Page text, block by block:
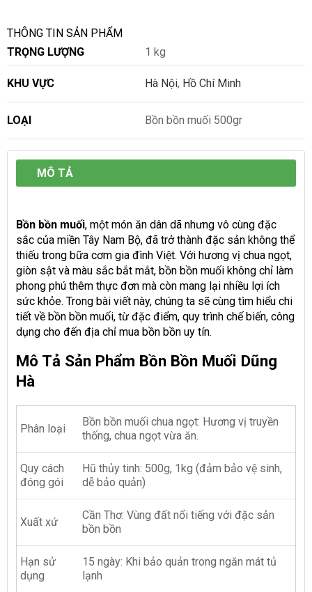
THÔNG TIN SẢN PHẨM
TRỌNG LƯỢNG
1 kg
KHU VỰC Hà Nội, Hồ Chí Minh
LOẠI Bồn bồn muối 500gr
MÔ TẢ
Bồn bồn muối, một món ăn dân dã nhưng vô cùng đặc
sắc của miền Tây Nam Bộ, đã trở thành đặc sản không thể
thiếu trong bữa cơm gia đình Việt. Với hương vị chua ngọt,
giòn sật và màu sắc bắt mắt, bồn bồn muối không chỉ làm
phong phú thêm thực đơn mà còn mang lại nhiều lợi ích
sức khỏe. Trong bài viết này, chúng ta sẽ cùng tìm hiểu chi
tiết về bồn bồn muối, từ đặc điểm, quy trình chế biến, công
dụng cho đến địa chỉ mua bồn bồn uy tín.
Mô Tả Sản Phẩm Bồn Bồn Muối Dũng
Hà
Phân loại
Bồn bồn muối chua ngọt: Hương vị truyền
thống, chua ngọt vừa ăn.
Quy cách
đóng gói
Hũ thủy tinh: 500g, 1kg (đảm bảo vệ sinh,
dễ bảo quản)
Xuất xứ
Cần Thơ: Vùng đất nổi tiếng với đặc sản
bồn bồn
Hạn sử
dụng
15 ngày: Khi bảo quản trong ngăn mát tủ
lạnh